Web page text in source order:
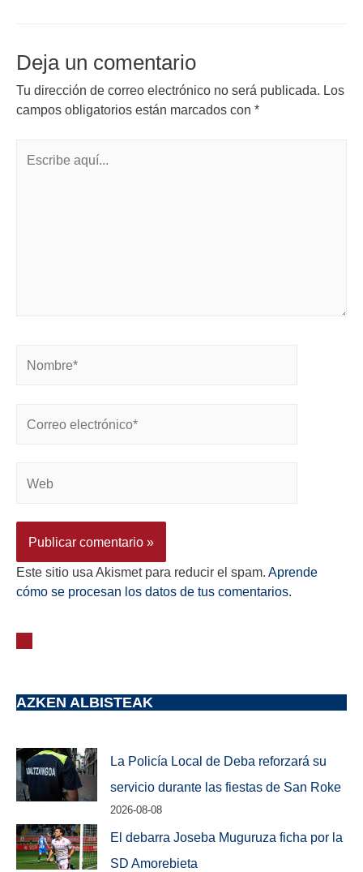
Deja un comentario
Tu dirección de correo electrónico no será publicada. Los
campos obligatorios están marcados con *
Este sitio usa Akismet para reducir el spam. Aprende
cómo se procesan los datos de tus comentarios.
AZKEN ALBISTEAK
La Policía Local de Deba reforzará su
servicio durante las fiestas de San Roke
2026-08-08
El debarra Joseba Muguruza ficha por la
SD Amorebieta